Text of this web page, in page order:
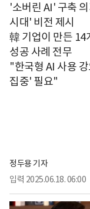
'소버린 AI' 구축
시대' 비전 제시
韓 기업이 만든 14
성공 사례 전무
"한국형 AI 사용
집중' 필요"
정두용 기자
입력 2025.06.18. 06:00